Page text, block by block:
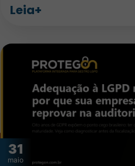
Leia+
31
maio